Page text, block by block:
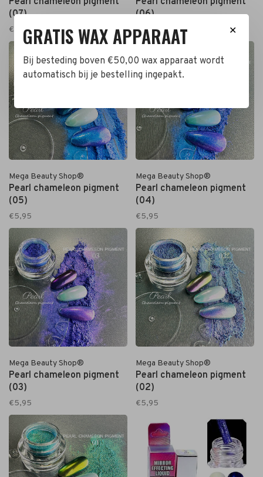
(07)
€5,95
(06)
€5,95
Mega Beauty Shop®
Pearl chameleon pigment
(05)
€5,95
Mega Beauty Shop®
Pearl chameleon pigment
(04)
€5,95
Mega Beauty Shop®
Pearl chameleon pigment
(03)
€5,95
Mega Beauty Shop®
Pearl chameleon pigment
(02)
€5,95
✕
GRATIS WAX APPARAAT
Bij besteding boven €50,00 wax apparaat wordt
automatisch bij je bestelling ingepakt.